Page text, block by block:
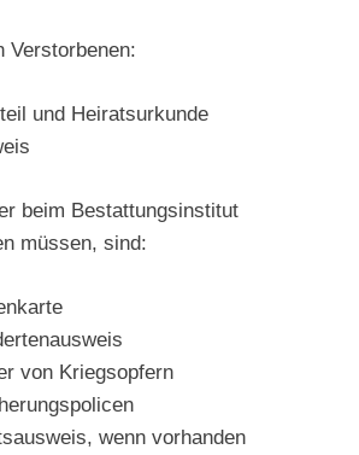
Verstorbenen:
und Heiratsurkunde
beim Bestattungsinstitut
müssen, sind:
von Kriegsopfern
wenn vorhanden